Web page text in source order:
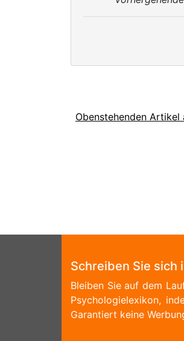
Obenstehenden
Schreiben Sie sich
Bleiben Sie auf dem
Psychologielexikon,
Garantiert keine